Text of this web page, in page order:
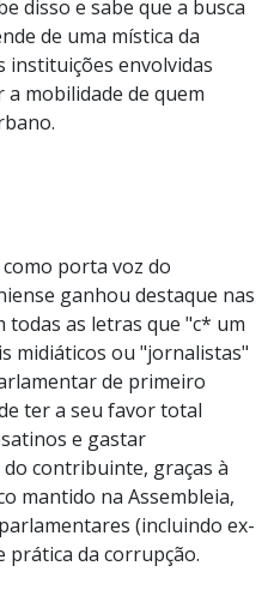
disso e sabe que a busca
de uma mística da
instituições envolvidas
mobilidade de quem
porta voz do
ganhou destaque nas
as letras que "c* um
midiáticos ou "jornalistas"
de primeiro
ter a seu favor total
e gastar
contribuinte, graças à
mantido na Assembleia,
(incluindo ex-
prática da corrupção.